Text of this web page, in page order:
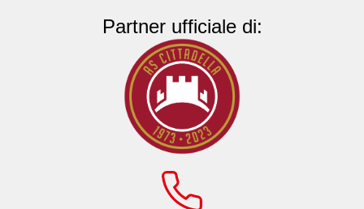
Partner ufficiale di: